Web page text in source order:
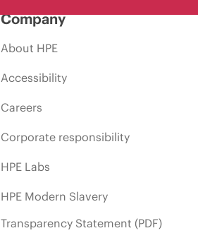
Company
About HPE
Accessibility
Careers
Corporate responsibility
HPE Labs
HPE Modern Slavery
Transparency Statement (PDF)